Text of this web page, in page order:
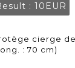
: 10EUR
cierge
: 70 cm)